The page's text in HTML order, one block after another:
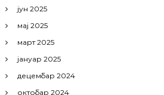
јун 2025
мај 2025
март 2025
јануар 2025
децембар 2024
октобар 2024